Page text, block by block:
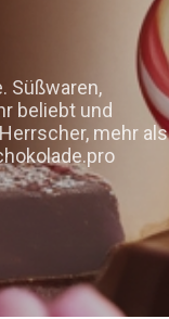
Süßwaren,
beliebt und
mehr als